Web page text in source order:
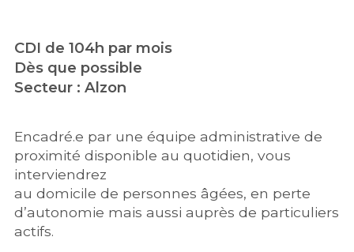
CDI de 104h par mois
Dès que possible
Secteur : Alzon
Encadré.e par une équipe administrative de
proximité disponible au quotidien, vous
interviendrez
au domicile de personnes âgées, en perte
d’autonomie mais aussi auprès de particuliers
actifs.